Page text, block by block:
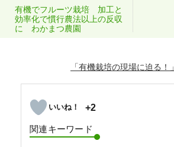
有機でフルーツ栽培 加工と
効率化で慣行農法以上の反収
に わかまつ農園
「有機栽培の現場に迫る！」
+2
関連キーワード